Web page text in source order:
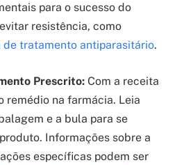
para o sucesso do
resistência, como
de tratamento antiparasitário.
Prescrito: Com a receita
remédio na farmácia. Leia
e a bula para se
Informações sobre a
específicas podem ser